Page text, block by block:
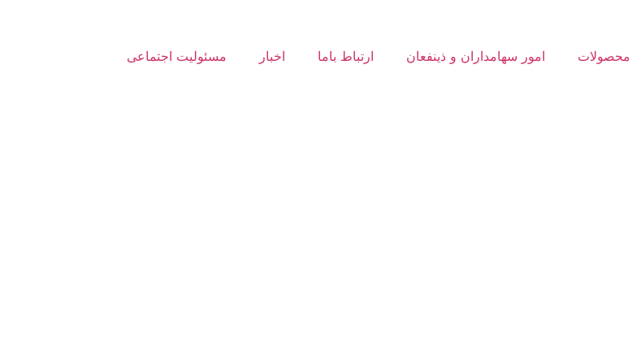
محصولات امور سهامداران و ذینفعان ارتباط باما اخبار مسئولیت اجتماعی